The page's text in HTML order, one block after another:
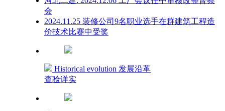
会
2024.11.25 装修公司9名职业选手在群建筑工程造
价技术比赛中受奖
Historical evolution 发展沿革
查验详实